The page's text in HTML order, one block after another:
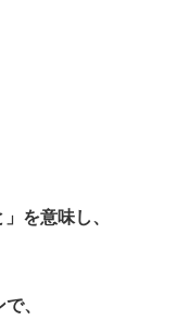
を意味し、
、